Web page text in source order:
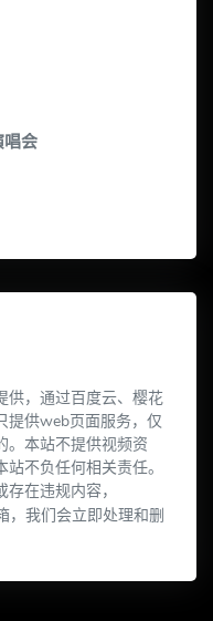
唱会
供，通过百度云、樱花
提供web页面服务，仅
。本站不提供视频资
不负任何相关责任。
在违规内容，
，我们会立即处理和删